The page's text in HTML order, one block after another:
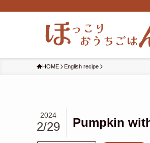
HOME English recipe
Pumpkin
2024
2/29